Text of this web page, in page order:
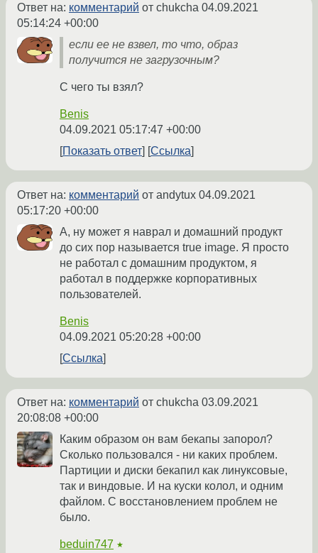
Ответ на: комментарий от chukcha 04.09.2021
05:14:24 +00:00
если ее не взвел, то что, образ
получится не загрузочным?
С чего ты взял?
Benis
04.09.2021 05:17:47 +00:00
Показать ответ
Ссылка
Ответ на: комментарий от andytux 04.09.2021
05:17:20 +00:00
А, ну может я наврал и домашний продукт
до сих пор называется true image. Я просто
не работал с домашним продуктом, я
работал в поддержке корпоративных
пользователей.
Benis
04.09.2021 05:20:28 +00:00
Ссылка
Ответ на: комментарий от chukcha 03.09.2021
20:08:08 +00:00
Каким образом он вам бекапы запорол?
Сколько пользовался - ни каких проблем.
Партиции и диски бекапил как линуксовые,
так и виндовые. И на куски колол, и одним
файлом. С восстановлением проблем не
было.
beduin747 ★